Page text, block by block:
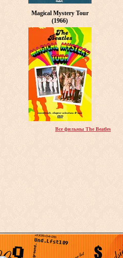
Magical Mystery Tour
(1966)
Все фильмы The Beatles